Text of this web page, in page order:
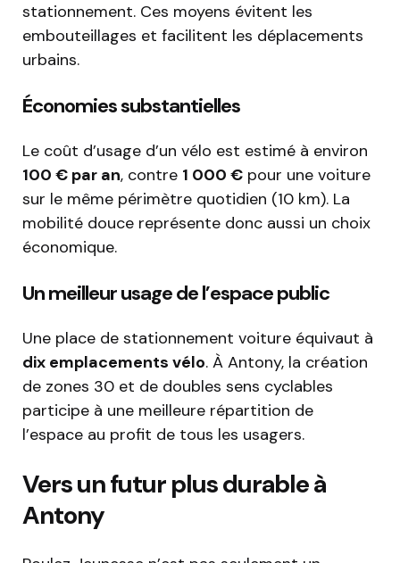
stationnement. Ces moyens évitent les
embouteillages et facilitent les déplacements
urbains.
Économies substantielles
Le coût d’usage d’un vélo est estimé à environ
100 € par an, contre 1 000 € pour une voiture
sur le même périmètre quotidien (10 km). La
mobilité douce représente donc aussi un choix
économique.
Un meilleur usage de l’espace public
Une place de stationnement voiture équivaut à
dix emplacements vélo. À Antony, la création
de zones 30 et de doubles sens cyclables
participe à une meilleure répartition de
l’espace au profit de tous les usagers.
Vers un futur plus durable à
Antony